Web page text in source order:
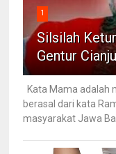
1
Silsilah
Gentur
Kata Mama adalah
berasal dari kata
masyarakat Jawa